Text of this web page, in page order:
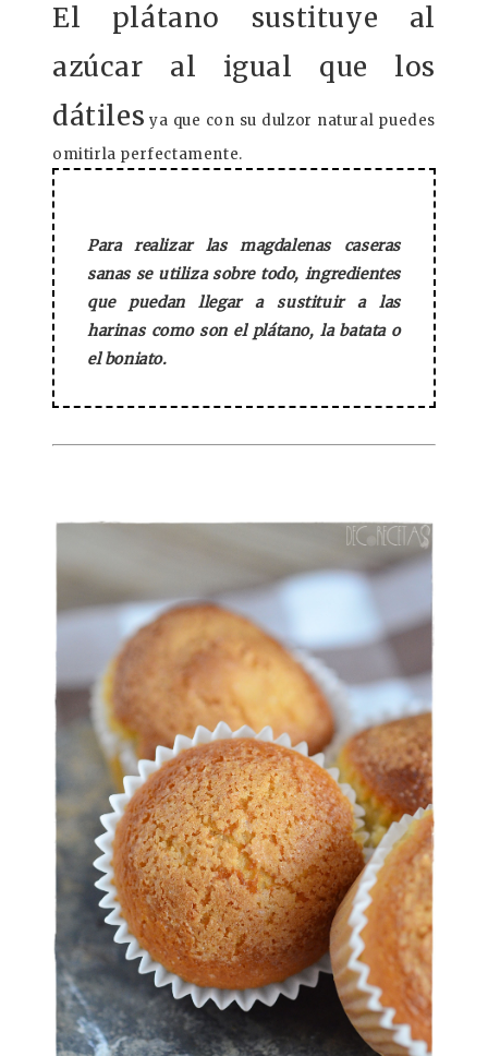
El plátano sustituye al
azúcar al igual que los
dátiles ya que con su dulzor natural puedes
omitirla perfectamente.
Para realizar las magdalenas caseras
sanas se utiliza sobre todo, ingredientes
que puedan llegar a sustituir a las
harinas como son el plátano, la batata o
el boniato.